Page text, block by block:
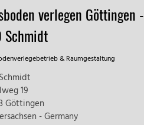
verlegen Göttingen -
Schmidt
& Raumgestaltung
19
Göttingen
- Germany